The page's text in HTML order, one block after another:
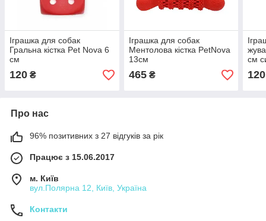
Іграшка для собак
Гральна кістка Pet Nova 6
см
120 ₴
Іграшка для собак
Ментолова кістка PetNova
13см
465₴
см
120
Про нас
96% позитивних з 27 відгуків за рік
Працює з 15.06.2017
м. Київ
вул.Полярна 12, Київ, Україна
Контакти